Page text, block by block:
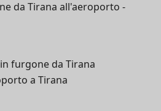
da Tirana all'aeroporto -
furgone da Tirana
a Tirana